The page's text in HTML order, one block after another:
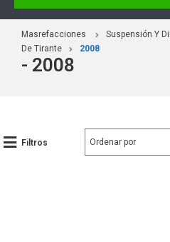
Masrefacciones Suspensión Y
De Tirante
2008
- 2008
Filtros